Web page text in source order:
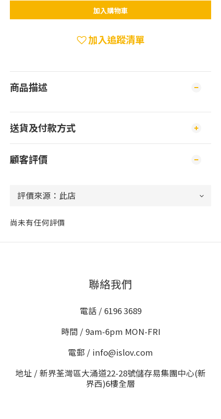
加入購物車
加入追蹤清單
商品描述
送貨及付款方式
顧客評價
尚未有任何評價
聯絡我們
電話 / 6196 3689
時間 / 9am-6pm MON-FRI
電郵 / info@islov.com
地址 / 新界荃灣區大涌道22-28號儲存易集團中心(新
界西)6樓全層